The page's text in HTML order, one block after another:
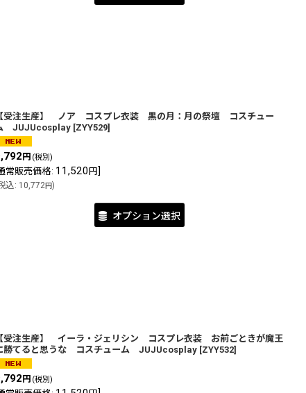
【受注生産】 ノア コスプレ衣装 黒の月：月の祭壇 コスチュー
JUJUcosplay [ZYY529]
円 (税別)
常販売価格: 11,520円]
込: 10,772円)
オプション選択
【受注生産】 イーラ・ジェリシン コスプレ衣装 お前ごときが魔王
勝てると思うな コスチューム JUJUcosplay [ZYY532]
円 (税別)